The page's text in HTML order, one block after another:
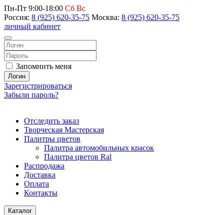
Пн-Пт 9:00-18:00 Сб Вс
Россия: 8 (925) 620-35-75 Москва: 8 (925) 620-35-75
личный кабинет
Запомнить меня
Логин
Зарегистрироваться
Забыли пароль?
Отследить заказ
Творческая Мастерская
Палитры цветов
Палитра автомобильных красок
Палитра цветов Ral
Распродажа
Доставка
Оплата
Контакты
Каталог